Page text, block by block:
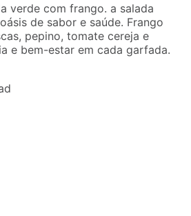
verde com frango. a salada
de sabor e saúde. Frango
pepino, tomate cereja e
e bem-estar em cada garfada.